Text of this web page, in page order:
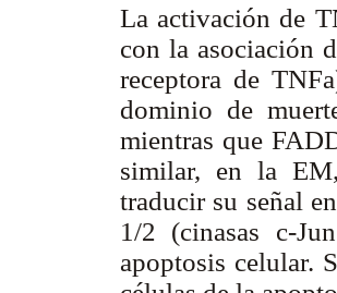
La activación de
con la asociación
receptora de
dominio de
mientras que
similar, en la
traducir su señal
1/2 (cinasas c-
apoptosis celular.